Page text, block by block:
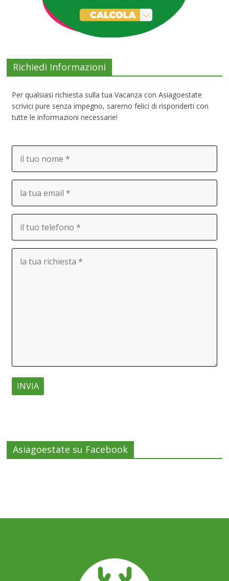
Richiedi Informazioni
Per qualsiasi richiesta sulla tua Vacanza con Asiagoestate
scrivici pure senza impegno, saremo felici di risponderti con
tutte le informazioni necessarie!
Asiagoestate su Facebook